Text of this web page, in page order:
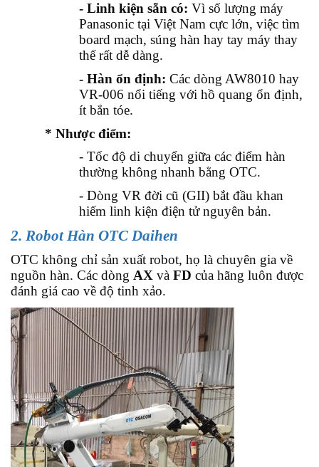
- Linh kiện sẵn có: Vì số lượng máy
Panasonic tại Việt Nam cực lớn, việc tìm
board mạch, súng hàn hay tay máy thay
thế rất dễ dàng.
- Hàn ổn định: Các dòng AW8010 hay
VR-006 nổi tiếng với hồ quang ổn định,
ít bắn tóe.
* Nhược điểm:
- Tốc độ di chuyển giữa các điểm hàn
thường không nhanh bằng OTC.
- Dòng VR đời cũ (GII) bắt đầu khan
hiếm linh kiện điện tử nguyên bản.
2. Robot Hàn OTC Daihen
OTC không chỉ sản xuất robot, họ là chuyên gia về
nguồn hàn. Các dòng AX và FD của hãng luôn được
đánh giá cao về độ tinh xảo.